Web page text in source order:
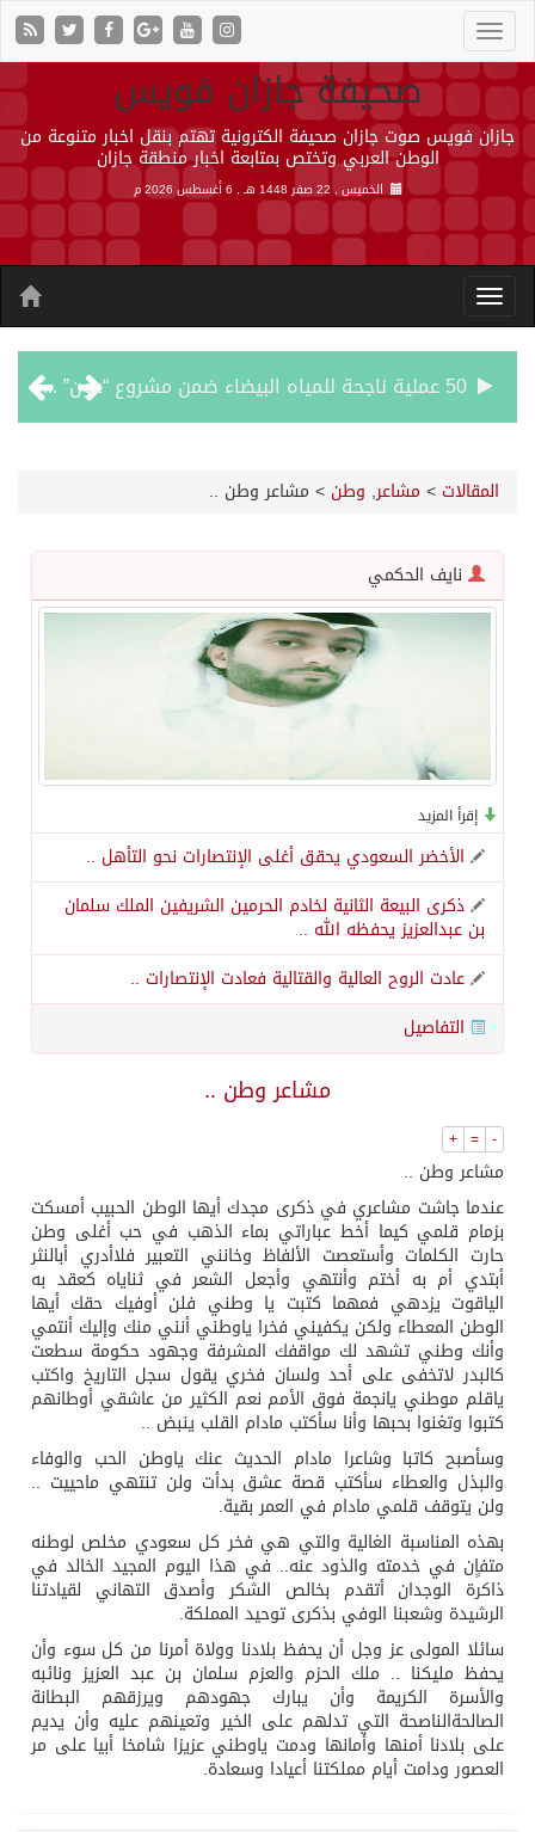
صحيفة جازان فويس
جازان فويس صوت جازان صحيفة الكترونية تهتم بنقل اخبار متنوعة من
الوطن العربي وتختص بمتابعة اخبار منطقة جازان
الخميس , 22 صفر 1448 هـ , 6 أغسطس 2026 م
50 عملية ناجحة للمياه البيضاء ضمن مشروع “عون” في جازان
الاحتلال يهدم محالاً تجارية في مخيم قلنديا ويعتقل 11 فلسطينياً بالضفة
مركز “استدامة” بجازان يستعرض نظم وتقنيات الري الزراعية
أمير منطقة جازان يكرّم ثلاثة مواطنين لتبرعهم بأجزاء من أعضائهم
المقالات > مشاعر, وطن > مشاعر وطن ..
نايف الحكمي
إقرأ المزيد
الأخضر السعودي يحقق أغلى الإنتصارات نحو التأهل ..
ذكرى البيعة الثانية لخادم الحرمين الشريفين الملك سلمان
بن عبدالعزيز يحفظه الله ..
عادت الروح العالية والقتالية فعادت الإنتصارات ..
التفاصيل
مشاعر وطن ..
+ = -
مشاعر وطن ..
عندما جاشت مشاعري في ذكرى مجدك أيها الوطن الحبيب أمسكت
بزمام قلمي كيما أخط عباراتي بماء الذهب في حب أغلى وطن
حارت الكلمات وأستعصت الألفاظ وخانني التعبير فلاأدري أبالنثر
أبتدي أم به أختم وأنتهي وأجعل الشعر في ثناياه كعقد به
الياقوت يزدهي فمهما كتبت يا وطني فلن أوفيك حقك أيها
الوطن المعطاء ولكن يكفيني فخرا ياوطني أنني منك وإليك أنتمي
وأنك وطني تشهد لك مواقفك المشرفة وجهود حكومة سطعت
كالبدر لاتخفى على أحد ولسان فخري يقول سجل التاريخ واكتب
ياقلم موطني يانجمة فوق الأمم نعم الكثير من عاشقي أوطانهم
كتبوا وتغنوا بحبها وأنا سأكتب مادام القلب ينبض ..
وسأصبح كاتبا وشاعرا مادام الحديث عنك ياوطن الحب والوفاء
والبذل والعطاء سأكتب قصة عشق بدأت ولن تنتهي ماحييت ..
ولن يتوقف قلمي مادام في العمر بقية.
بهذه المناسبة الغالية والتي هي فخر كل سعودي مخلص لوطنه
متفاٍن في خدمته والذود عنه.. في هذا اليوم المجيد الخالد في
ذاكرة الوجدان أتقدم بخالص الشكر وأصدق التهاني لقيادتنا
الرشيدة وشعبنا الوفي بذكرى توحيد المملكة.
سائلا المولى عز وجل أن يحفظ بلادنا وولاة أمرنا من كل سوء وأن
يحفظ مليكنا .. ملك الحزم والعزم سلمان بن عبد العزيز ونائبه
والأسرة الكريمة وأن يبارك جهودهم ويرزقهم البطانة
الصالحةالناصحة التي تدلهم على الخير وتعينهم عليه وأن يديم
على بلادنا أمنها وأمانها ودمت ياوطني عزيزا شامخا أبيا على مر
العصور ودامت أيام مملكتنا أعيادا وسعادة.